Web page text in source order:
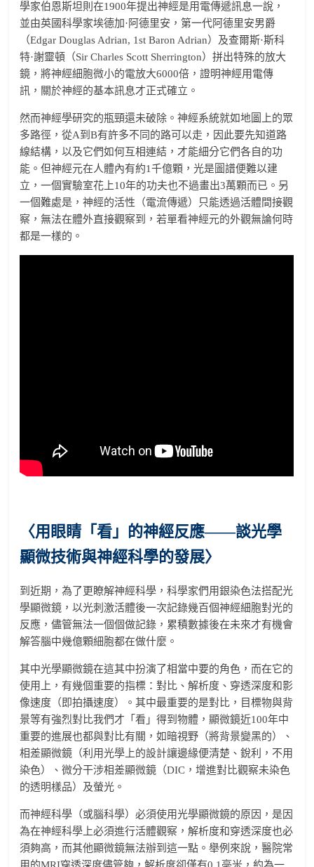
學家伯恩斯坦則在1900年提出神經是用電傳遞訊息一說，
並由英國科學家埃德加·阿德里安，第一代阿德里安男爵
（Edgar Douglas Adrian, 1st Baron Adrian）及查爾斯·斯科
特·謝靈頓（Sir Charles Scott Sherrington）拼出特殊的放大
鏡，將神經細胞微小的電放大6000倍，證明神經用電傳
訊，關於神經的基本訊息才正式確立。
然而神經學研究的瓶頸還未破除。神經系統就如地圖上的眾
多路徑，從A到B有許多不同的路可以走，因此要先知道路
線結構，以及它們如何互相連結，才能細分它們各自的功
能。但神經元在人體內有約1千億顆，光是圖譜便難以建
立，一個實驗室花上10年的功夫也不過畫出3萬顆而已。另
一個難處是，神經的活性（電流傳遞）只能透過活體間接觀
察，無法在體外直接觀察到，若單看神經元的外觀無論何時
都是一樣的。
〈用眼睛「看」的神經反應——談光學
顯微技術與神經科學的發展〉
到近期，為了更瞭解神經科學，科學家們用銀染色法搭配光
學顯微鏡，以光刺激活體後一次記錄幾百個神經細胞對光的
反應，儘管無法一個個做記錄，累積數據後在未來才有機會
解答腦中幾億顆細胞都在做什麼。
其中光學顯微鏡在這其中扮演了相當中要的角色，而在它的
使用上，有幾個重要的指標：對比、解析度、穿透深度和影
像速度（即拍攝速度）。其中最重要的是對比，目標物與背
景等有強烈對比我們才「看」得到物體，顯微鏡近100年中
重要的進展也都與對比有關，如暗視野（將背景變黑的）、
相差顯微鏡（利用光學上的設計讓邊緣便清楚、銳利，不用
染色）、微分干涉相差顯微鏡（DIC，增進對比觀察未染色
的透明樣品）及螢光。
而神經科學（或腦科學）必須使用光學顯微鏡的原因，是因
為在神經科學上必須進行活體觀察，解析度和穿透深度也必
須夠高，而其他顯微鏡無法辦到這一點。舉例來說，醫院常